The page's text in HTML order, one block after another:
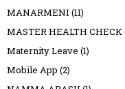
MANARMENI (11)
MASTER HEALTH CHECK
Maternity Leave (1)
Mobile App (2)